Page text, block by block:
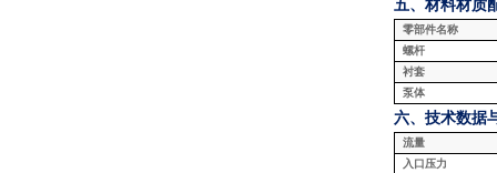
五、材料材质
零部件名称
螺杆
衬套
泵体
六、技术数据
流量
入口压力